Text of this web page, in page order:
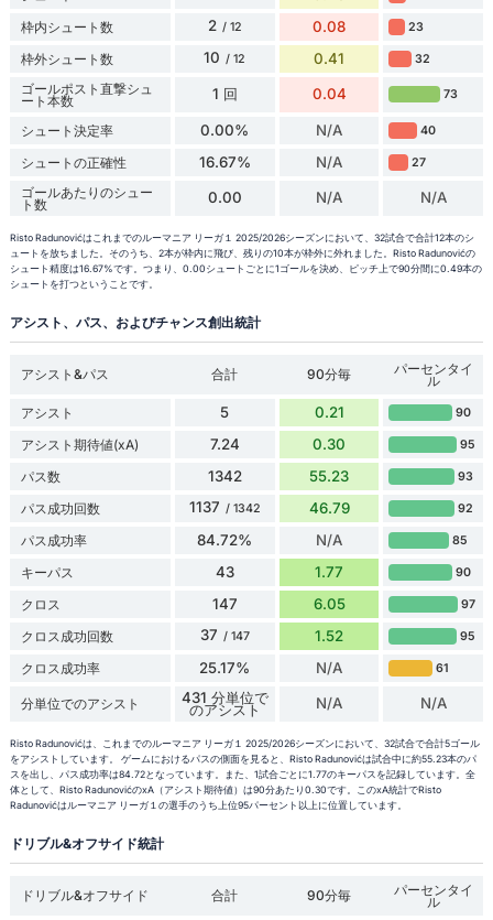
枠内シュート数 2 / 12 0.08 23
枠外シュート数 10 / 12 0.41 32
ゴールポスト直撃シュ
ート本数 1 回 0.04 73
シュート決定率 0.00% N/A 40
シュートの正確性 16.67% N/A 27
ゴールあたりのシュー
ト数 0.00 N/A N/A
Risto Radunovićはこれまでのルーマニア リーガ１ 2025/2026シーズンにおいて、32試合で合計12本のシ
ュートを放ちました。そのうち、2本が枠内に飛び、残りの10本が枠外に外れました。Risto Radunovićの
シュート精度は16.67%です。つまり、0.00シュートごとに1ゴールを決め、ピッチ上で90分間に0.49本の
シュートを打つということです。
アシスト、パス、およびチャンス創出統計
アシスト&パス 合計 90分毎 パーセンタイ
ル
アシスト
5 0.21 90
アシスト期待値(xA) 7.24 0.30 95
パス数 1342 55.23 93
パス成功回数 1137 / 1342 46.79 92
パス成功率 84.72% N/A 85
キーパス 43 1.77 90
クロス 147 6.05 97
クロス成功回数 37 / 147 1.52 95
クロス成功率 25.17% N/A 61
分単位でのアシスト 431 分単位で
のアシスト N/A N/A
Risto Radunovićは、これまでのルーマニア リーガ１ 2025/2026シーズンにおいて、32試合で合計5ゴール
をアシストしています。 ゲームにおけるパスの側面を見ると、Risto Radunovićは試合中に約55.23本のパ
スを出し、パス成功率は84.72となっています。また、1試合ごとに1.77のキーパスを記録しています。全
体として、Risto RadunovićのxA（アシスト期待値）は90分あたり0.30です。このxA統計でRisto
Radunovićはルーマニア リーガ１の選手のうち上位95パーセント以上に位置しています。
ドリブル&オフサイド統計
ドリブル&オフサイド 合計 90分毎 パーセンタイ
ル